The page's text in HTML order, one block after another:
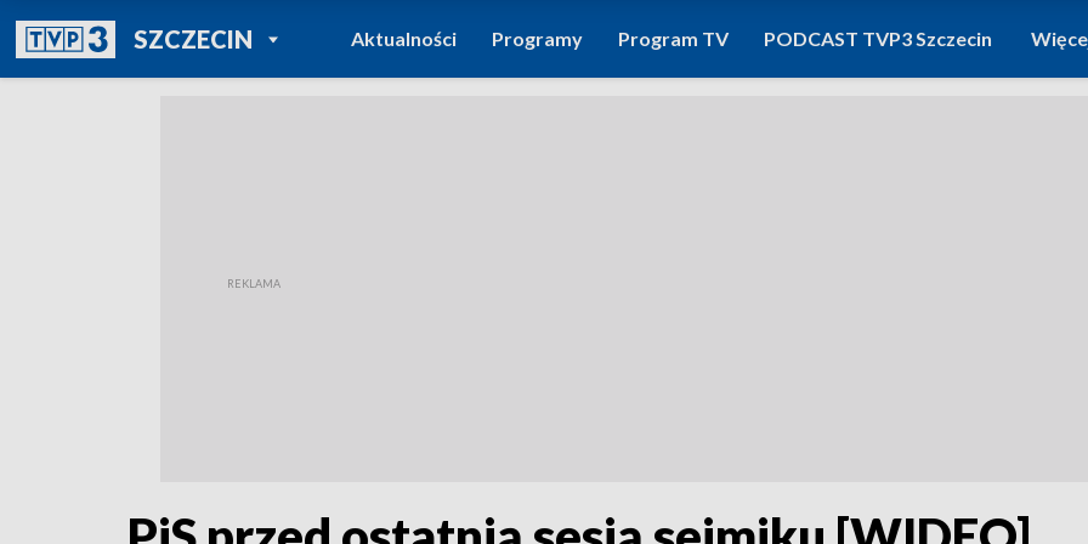
SZCZECINPOWRÓT DO
TVP REGIONY
Aktualności Programy Program TV PODCAST TVP3 Szczecin